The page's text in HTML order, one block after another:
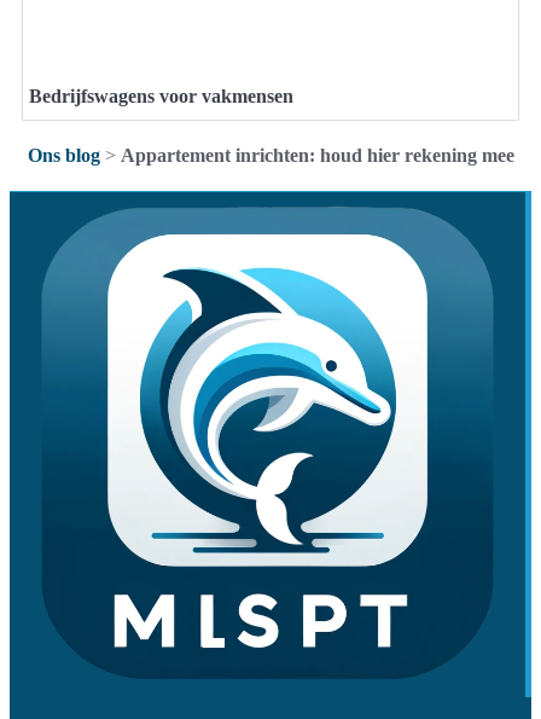
Bedrijfswagens voor vakmensen
Ons blog> Appartement inrichten: houd hier rekening mee